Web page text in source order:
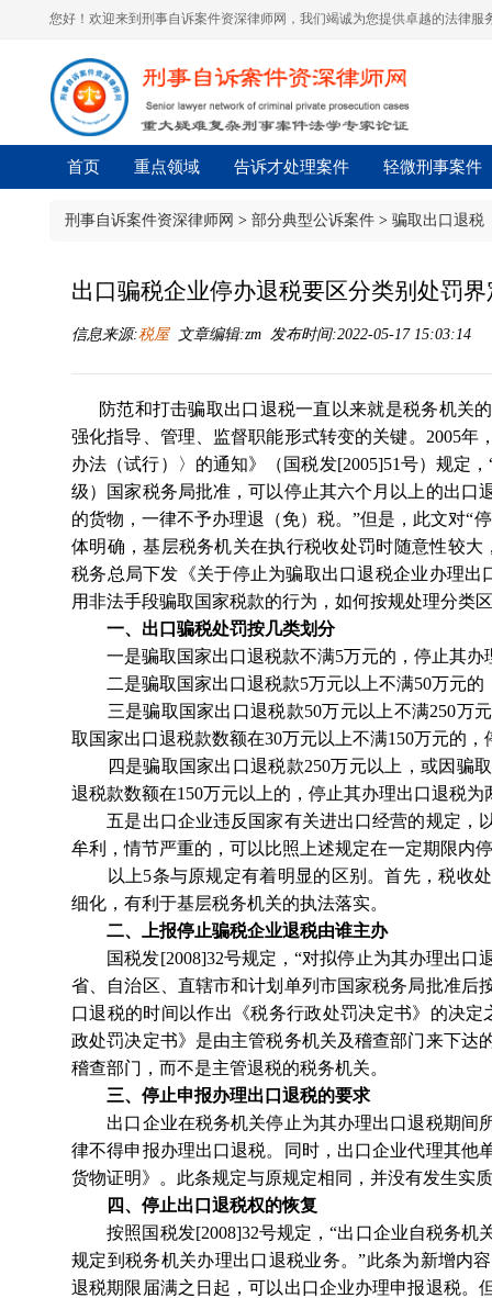
您好！欢迎来到刑事自诉案件资深律师网，我们竭诚为您提供卓越的法律服
首页 重点领域 告诉才处理案件 轻微刑事案件
刑事自诉案件资深律师网 > 部分典型公诉案件 > 骗取出口退税
出口骗税企业停办退税要区分类别处罚界
信息来源:税屋文章编辑:zm 发布时间:2022-05-17 15:03:14
防范和打击骗取出口退税一直以来就是税务机关
强化指导、管理、监督职能形式转变的关键。2005
办法（试行）〉的通知》（国税发[2005]51号）规定
级）国家税务局批准，可以停止其六个月以上的出口
的货物，一律不予办理退（免）税。”但是，此文对“
体明确，基层税务机关在执行税收处罚时随意性较
税务总局下发《关于停止为骗取出口退税企业办理
用非法手段骗取国家税款的行为，如何按规处理分类
一、出口骗税处罚按几类划分
一是骗取国家出口退税款不满5万元的，停止其办
二是骗取国家出口退税款5万元以上不满50万元的
三是骗取国家出口退税款50万元以上不满250万
取国家出口退税款数额在30万元以上不满150万元的
四是骗取国家出口退税款250万元以上，或因骗
退税款数额在150万元以上的，停止其办理出口退税为
五是出口企业违反国家有关进出口经营的规定，
牟利，情节严重的，可以比照上述规定在一定期限内
以上5条与原规定有着明显的区别。首先，税收处
细化，有利于基层税务机关的执法落实。
二、上报停止骗税企业退税由谁主办
国税发[2008]32号规定，“对拟停止为其办理出口
省、自治区、直辖市和计划单列市国家税务局批准后
口退税的时间以作出《税务行政处罚决定书》的决
政处罚决定书》是由主管税务机关及稽查部门来下达
稽查部门，而不是主管退税的税务机关。
三、停止申报办理出口退税的要求
出口企业在税务机关停止为其办理出口退税期间
律不得申报办理出口退税。同时，出口企业代理其他
货物证明》。此条规定与原规定相同，并没有发生实
四、停止出口退税权的恢复
按照国税发[2008]32号规定，“出口企业自税务机
规定到税务机关办理出口退税业务。”此条为新增内
退税期限届满之日起，可以出口企业办理申报退税。